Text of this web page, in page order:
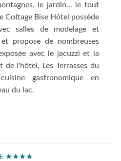
le jardin... le tout
Cottage Bise Hôtel possède
salles de modelage et
propose de nombreuses
avec le jacuzzi et la
de l'hôtel, Les Terrasses du
gastronomique en
du lac.
★★★★